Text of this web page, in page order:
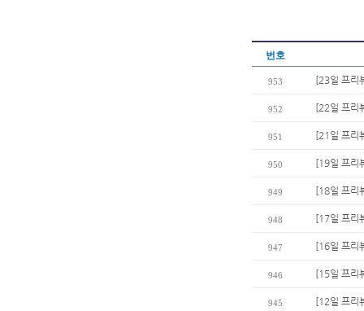
번호
953 [23일 프리
952 [22일 프리
951 [21일 프리
950 [19일 프리
949 [18일 프리
948 [17일 프리
947 [16일 프리
946 [15일 프리
945 [12일 프리